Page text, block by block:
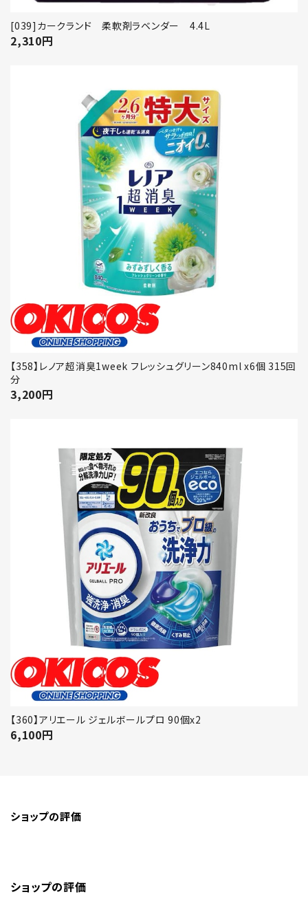
[039]カークランド 柔軟剤ラベンダー 4.4L
2,310円
【358】レノア超消臭1week フレッシュグリーン840ml x6個 315回
分
3,200円
【360】アリエール ジェルボールプロ 90個x2
6,100円
ショップの評価
ショップの評価